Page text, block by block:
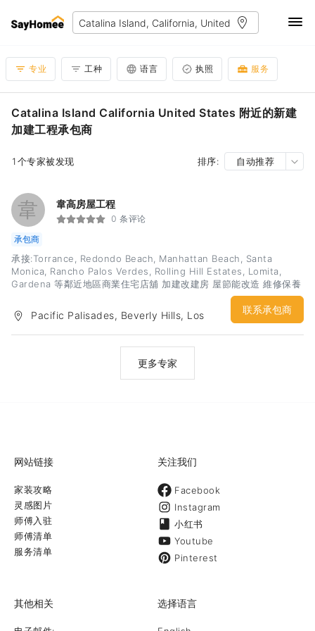
专业 工种 语言 执照 服务
Catalina Island California United States 附近的新建
加建工程承包商
1个专家被发现 排序: 自动推荐
韋 韋高房屋工程
0 条评论
承包商
承接:Torrance, Redondo Beach, Manhattan Beach, Santa
Monica, Rancho Palos Verdes, Rolling Hill Estates, Lomita,
Gardena 等鄰近地區商業住宅店舖 加建改建房 屋節能改造 維修保養
繪圖申請許可換門窗隔間 翻新廚房浴室 改建櫥櫃台面 各色水泥圍牆
內外油漆 二十年大小工程經驗 精通國粵英語 專業技術 質量保證 歡迎
來電 : 310-920-2668 或 626-343-7898 或電子郵件諮詢
green_save_energy@yahoo.com
Pacific Palisades, Beverly Hills, Los
联系承包商
更多专家
网站链接
家装攻略
灵感图片
师傅入驻
师傅清单
服务清单
关注我们
Facebook
Instagram
小红书
Youtube
Pinterest
其他相关 选择语言